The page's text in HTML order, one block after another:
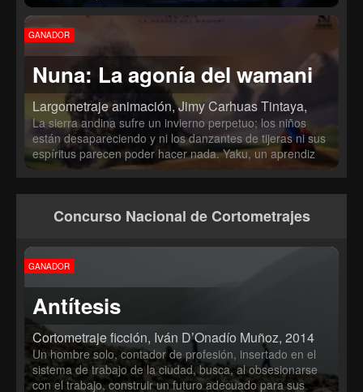
GANADOR
Nuna: La agonía del wamani
Largometraje animación, Jimy Carhuas Tintaya,
La sierra andina sufre un invierno perpetuo; los niños
están desapareciendo y ni los danzantes de tijeras ni sus
espíritus parecen poder hacer nada. Yaku, un aprendiz
de danzante, deberá emprender un viaje por el mundo
posible para liberar al Amaru, el poderoso espíritu del
Concurso Nacional de Cortometrajes
GANADOR
Antítesis
Cortometraje ficción, Iván D’Onadío Muñoz, 2014
Un hombre solo, contador de profesión, insertado en el
sistema de trabajo de la ciudad, busca, al obsesionarse
con el trabajo, construir un futuro adecuado para sus